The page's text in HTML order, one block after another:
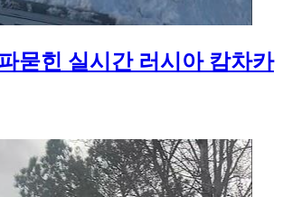
묻힌 실시간 러시아 캄차카